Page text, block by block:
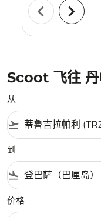
chevron_left chevron_right
Scoot 飞往 丹
从
flight_takeoff
到
flight_land
价格